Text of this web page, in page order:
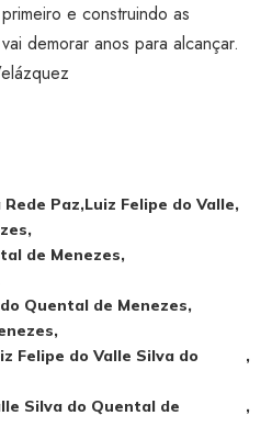
e construindo as
demorar anos para alcançar.
Rede Paz Luiz Felipe do Valle
de Menezes
Quental de Menezes
Felipe do Valle Silva do
Silva do Quental de